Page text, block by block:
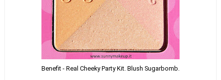
Benefit - Real Cheeky Party Kit. Blush Sugarbomb.